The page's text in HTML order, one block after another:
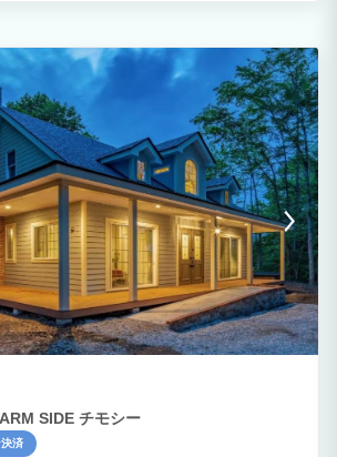
約１６帖のリビング・ダイニング◇ さらに８畳の和室が
群の空間です。 広々とした対面キッチンもございますの
利用もＯＫ！ 調理器具や設備は揃っておりますので、料
いいただけます。 ※食材と調味料はご持参ください ◇２
帖の寝室 漫画が豊富に揃っているお部屋は時間がいくら
しかも最新プロジェクター付きで、エンターテイメント
４帖の寝室 秘密スペースのようなロフト付きのお部屋。
景色も魅力のひとつです♪ ◎添い寝について ∟未就学児
名様まで添い寝無料。 ※未就学児６名様以降および小学
と同額となりますので、 ご予約時はどちらも「小学生」
。 ◇アメニティも充実◇ バスタオル / フェイスタオル / シ
ソープ / ボディタオル 歯ブラシセット / ヘアブラシ / スリ
コットンセット ※浴衣やパジャマなどの寝着はご自身で
の雰囲気を感じながら、ちるやの魅力を存分にご堪能くだ
SIDE チモシー
済